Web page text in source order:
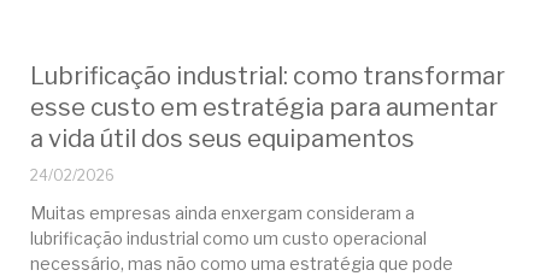
Lubrificação industrial: como transformar
esse custo em estratégia para aumentar
a vida útil dos seus equipamentos
24/02/2026
Muitas empresas ainda enxergam consideram a
lubrificação industrial como um custo operacional
necessário, mas não como uma estratégia que pode